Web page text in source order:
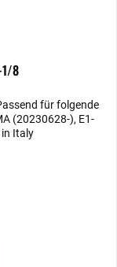
1/8
für folgende
(20230628-), E1-
in Italy